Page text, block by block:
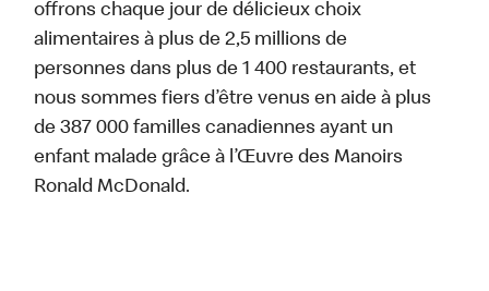
offrons chaque jour de délicieux choix
alimentaires à plus de 2,5 millions de
personnes dans plus de 1 400 restaurants, et
nous sommes fiers d’être venus en aide à plus
de 387 000 familles canadiennes ayant un
enfant malade grâce à l’Œuvre des Manoirs
Ronald McDonald.